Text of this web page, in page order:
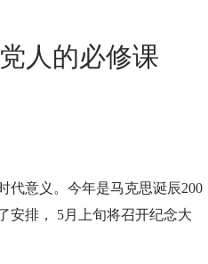
人的必修课
代意义。今年是马克思诞辰200
安排， 5月上旬将召开纪念大